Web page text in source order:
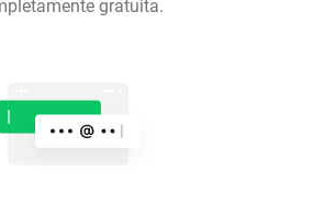
gratuita.